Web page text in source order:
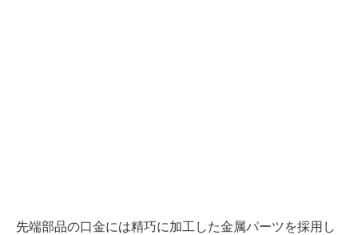
先端部品の口金には精巧に加工した金属パーツを採用し